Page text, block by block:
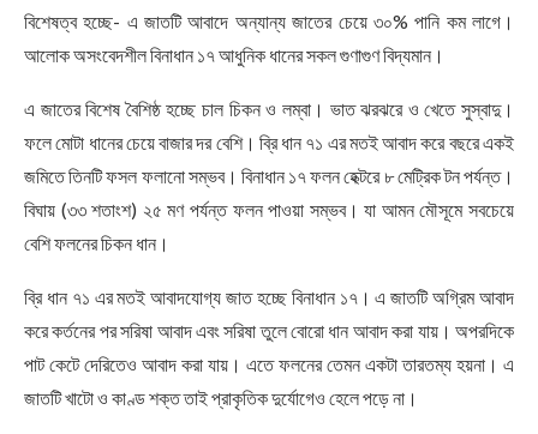
বিশেষত্ব হচ্ছে- এ জাতটি আবাদে অন্যান্য জাতের চেয়ে ৩০% পানি কম লাগে।
আলোক অসংবেদশীল বিনাধান ১৭ আধুনিক ধানের সকল গুণাগুণ বিদ্যমান।
এ জাতের বিশেষ বৈশিষ্ঠ হচ্ছে চাল চিকন ও লম্বা। ভাত ঝরঝরে ও খেতে সুস্বাদু।
ফলে মোটা ধানের চেয়ে বাজার দর বেশি। ব্রি ধান ৭১ এর মতই আবাদ করে বছরে একই
জমিতে তিনটি ফসল ফলানো সম্ভব। বিনাধান ১৭ ফলন হেক্টরে ৮ মেট্রিক টন পর্যন্ত।
বিঘায় (৩৩ শতাংশ) ২৫ মণ পর্যন্ত ফলন পাওয়া সম্ভব। যা আমন মৌসূমে সবচেয়ে
বেশি ফলনের চিকন ধান।
ব্রি ধান ৭১ এর মতই আবাদযোগ্য জাত হচ্ছে বিনাধান ১৭। এ জাতটি অগ্রিম আবাদ
করে কর্তনের পর সরিষা আবাদ এবং সরিষা তুলে বোরো ধান আবাদ করা যায়। অপরদিকে
পাট কেটে দেরিতেও আবাদ করা যায়। এতে ফলনের তেমন একটা তারতম্য হয়না। এ
জাতটি খাটো ও কাণ্ড শক্ত তাই প্রাকৃতিক দুর্যোগেও হেলে পড়ে না।